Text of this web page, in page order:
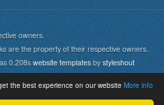
the best experience on our website More info
owners.
are the property of their respective owners.
0.208s website templates by styleshout